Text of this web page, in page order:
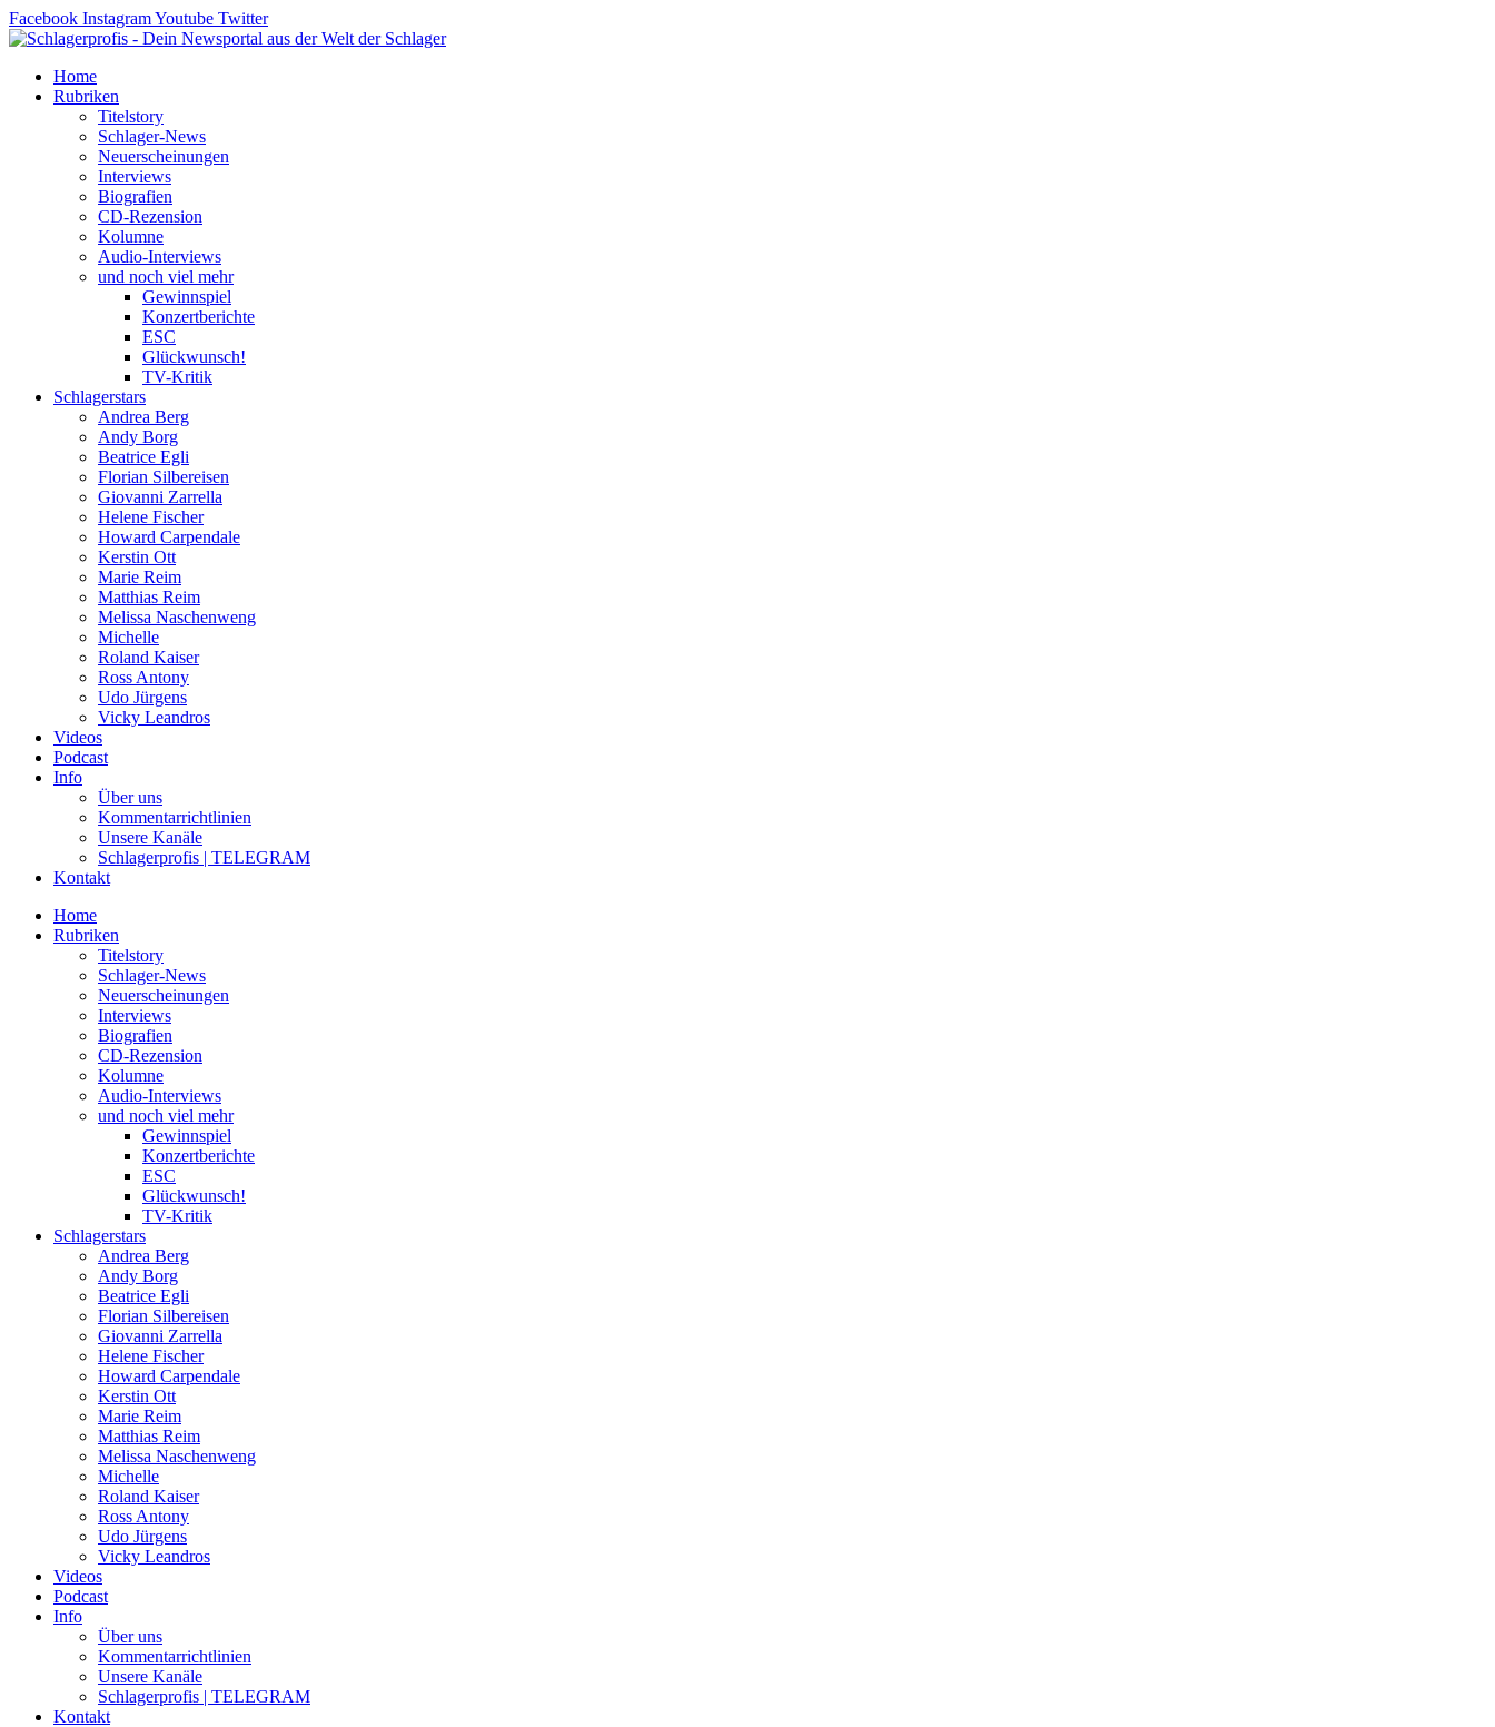
Zum
Inhalt
Facebook InstagramYoutube Twitter
Home
Rubriken
Titelstory
Schlager-News
Neuerscheinungen
Interviews
Biografien
CD-Rezension
Kolumne
Audio-Interviews
und noch viel mehr
Gewinnspiel
Konzertberichte
ESC
Glückwunsch!
TV-Kritik
Schlagerstars
Andrea Berg
Andy Borg
Beatrice Egli
Florian Silbereisen
Giovanni Zarrella
Helene Fischer
Howard Carpendale
Kerstin Ott
Marie Reim
Matthias Reim
Melissa Naschenweng
Michelle
Roland Kaiser
Ross Antony
Udo Jürgens
Vicky Leandros
Videos
Podcast
Info
Über uns
Kommentarrichtlinien
Unsere Kanäle
Schlagerprofis | TELEGRAM
Kontakt
Home
Rubriken
Titelstory
Schlager-News
Neuerscheinungen
Interviews
Biografien
CD-Rezension
Kolumne
Audio-Interviews
und noch viel mehr
Gewinnspiel
Konzertberichte
ESC
Glückwunsch!
TV-Kritik
Schlagerstars
Andrea Berg
Andy Borg
Beatrice Egli
Florian Silbereisen
Giovanni Zarrella
Helene Fischer
Howard Carpendale
Kerstin Ott
Marie Reim
Matthias Reim
Melissa Naschenweng
Michelle
Roland Kaiser
Ross Antony
Udo Jürgens
Vicky Leandros
Videos
Podcast
Info
Über uns
Kommentarrichtlinien
Unsere Kanäle
Schlagerprofis | TELEGRAM
Kontakt